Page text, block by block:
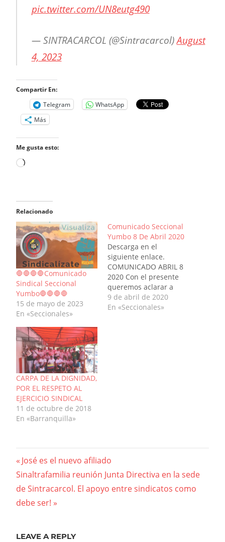
pic.twitter.com/UN8eutg490
— SINTRACARCOL (@Sintracarcol)August
4, 2023
Compartir En:
Telegram
WhatsApp
Más
Me gusta esto:
Cargando...
Relacionado
🛑🛑🛑🛑Comunicado
Sindical Seccional
Yumbo🛑🛑🛑🛑
15 de mayo de 2023
En «Seccionales»
Comunicado Seccional
Yumbo 8 De Abril 2020
Descarga en el
siguiente enlace.
COMUNICADO ABRIL 8
2020 Con el presente
queremos aclarar a
todos los trabajadores
de la empresa, que es
9 de abril de 2020
En «Seccionales»
CARPA DE LA DIGNIDAD,
POR EL RESPETO AL
EJERCICIO SINDICAL
11 de octubre de 2018
En «Barranquilla»
Navegación
de
entradas
Previous
Post:
José es el nuevo afiliado
Next
Post:
Sinaltrafamilia reunión Junta Directiva en la sede
de Sintracarcol. El apoyo entre sindicatos como
debe ser!
LEAVE A REPLY